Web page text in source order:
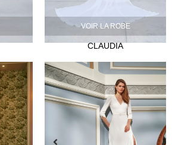
VOIR LA ROBE
CLAUDIA